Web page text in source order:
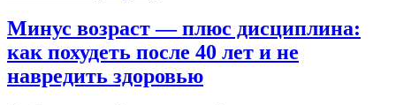
Минус возраст — плюс дисциплина:
как похудеть после 40 лет и не
навредить здоровью